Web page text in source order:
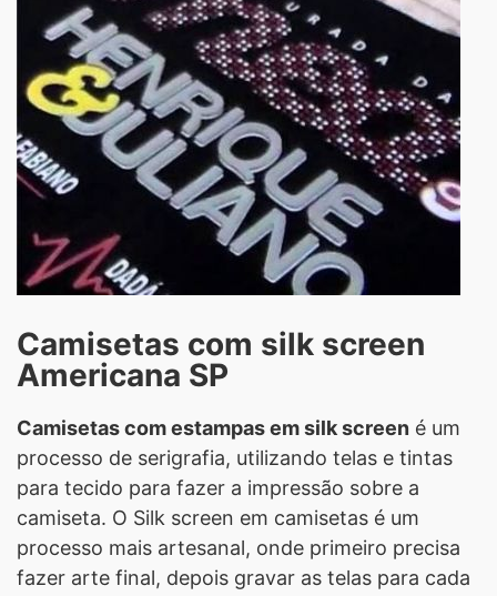
Camisetas com silk screen
Americana SP
Camisetas com estampas em silk screen é um
processo de serigrafia, utilizando telas e tintas
para tecido para fazer a impressão sobre a
camiseta. O Silk screen em camisetas é um
processo mais artesanal, onde primeiro precisa
fazer arte final, depois gravar as telas para cada